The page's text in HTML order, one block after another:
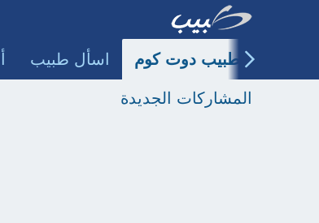
طبيب دوت كوم اسأل طبيب
المشاركات الجديدة